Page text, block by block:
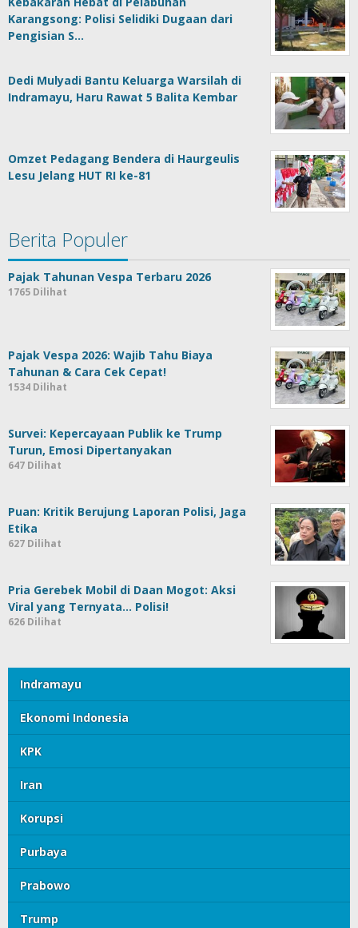
Karangsong: Polisi Selidiki Dugaan dari
Pengisian S…
Dedi Mulyadi Bantu Keluarga Warsilah di
Indramayu, Haru Rawat 5 Balita Kembar
Omzet Pedagang Bendera di Haurgeulis
Lesu Jelang HUT RI ke-81
Berita Populer
Pajak Tahunan Vespa Terbaru 2026
1765 Dilihat
Pajak Vespa 2026: Wajib Tahu Biaya
Tahunan & Cara Cek Cepat!
1534 Dilihat
Survei: Kepercayaan Publik ke Trump
Turun, Emosi Dipertanyakan
647 Dilihat
Puan: Kritik Berujung Laporan Polisi, Jaga
Etika
627 Dilihat
Pria Gerebek Mobil di Daan Mogot: Aksi
Viral yang Ternyata… Polisi!
626 Dilihat
Indramayu
Ekonomi Indonesia
KPK
Iran
Korupsi
Purbaya
Prabowo
Trump